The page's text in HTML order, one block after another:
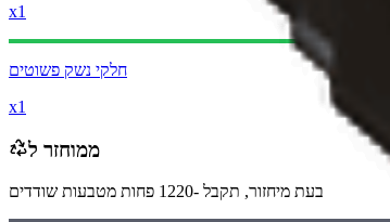
x1
חלקי נשק פשוטים
x1
ממוחזר ל
בעת מיחזור, תקבל -1220 פחות מטבעות שודדים